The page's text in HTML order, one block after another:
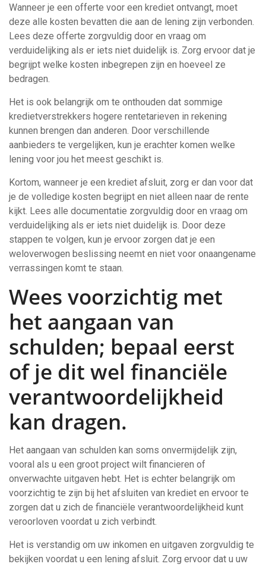
Wanneer je een offerte voor een krediet ontvangt, moet
deze alle kosten bevatten die aan de lening zijn verbonden.
Lees deze offerte zorgvuldig door en vraag om
verduidelijking als er iets niet duidelijk is. Zorg ervoor dat je
begrijpt welke kosten inbegrepen zijn en hoeveel ze
bedragen.
Het is ook belangrijk om te onthouden dat sommige
kredietverstrekkers hogere rentetarieven in rekening
kunnen brengen dan anderen. Door verschillende
aanbieders te vergelijken, kun je erachter komen welke
lening voor jou het meest geschikt is.
Kortom, wanneer je een krediet afsluit, zorg er dan voor dat
je de volledige kosten begrijpt en niet alleen naar de rente
kijkt. Lees alle documentatie zorgvuldig door en vraag om
verduidelijking als er iets niet duidelijk is. Door deze
stappen te volgen, kun je ervoor zorgen dat je een
weloverwogen beslissing neemt en niet voor onaangename
verrassingen komt te staan.
Wees voorzichtig met
het aangaan van
schulden; bepaal eerst
of je dit wel financiële
verantwoordelijkheid
kan dragen.
Het aangaan van schulden kan soms onvermijdelijk zijn,
vooral als u een groot project wilt financieren of
onverwachte uitgaven hebt. Het is echter belangrijk om
voorzichtig te zijn bij het afsluiten van krediet en ervoor te
zorgen dat u zich de financiële verantwoordelijkheid kunt
veroorloven voordat u zich verbindt.
Het is verstandig om uw inkomen en uitgaven zorgvuldig te
bekijken voordat u een lening afsluit. Zorg ervoor dat u uw